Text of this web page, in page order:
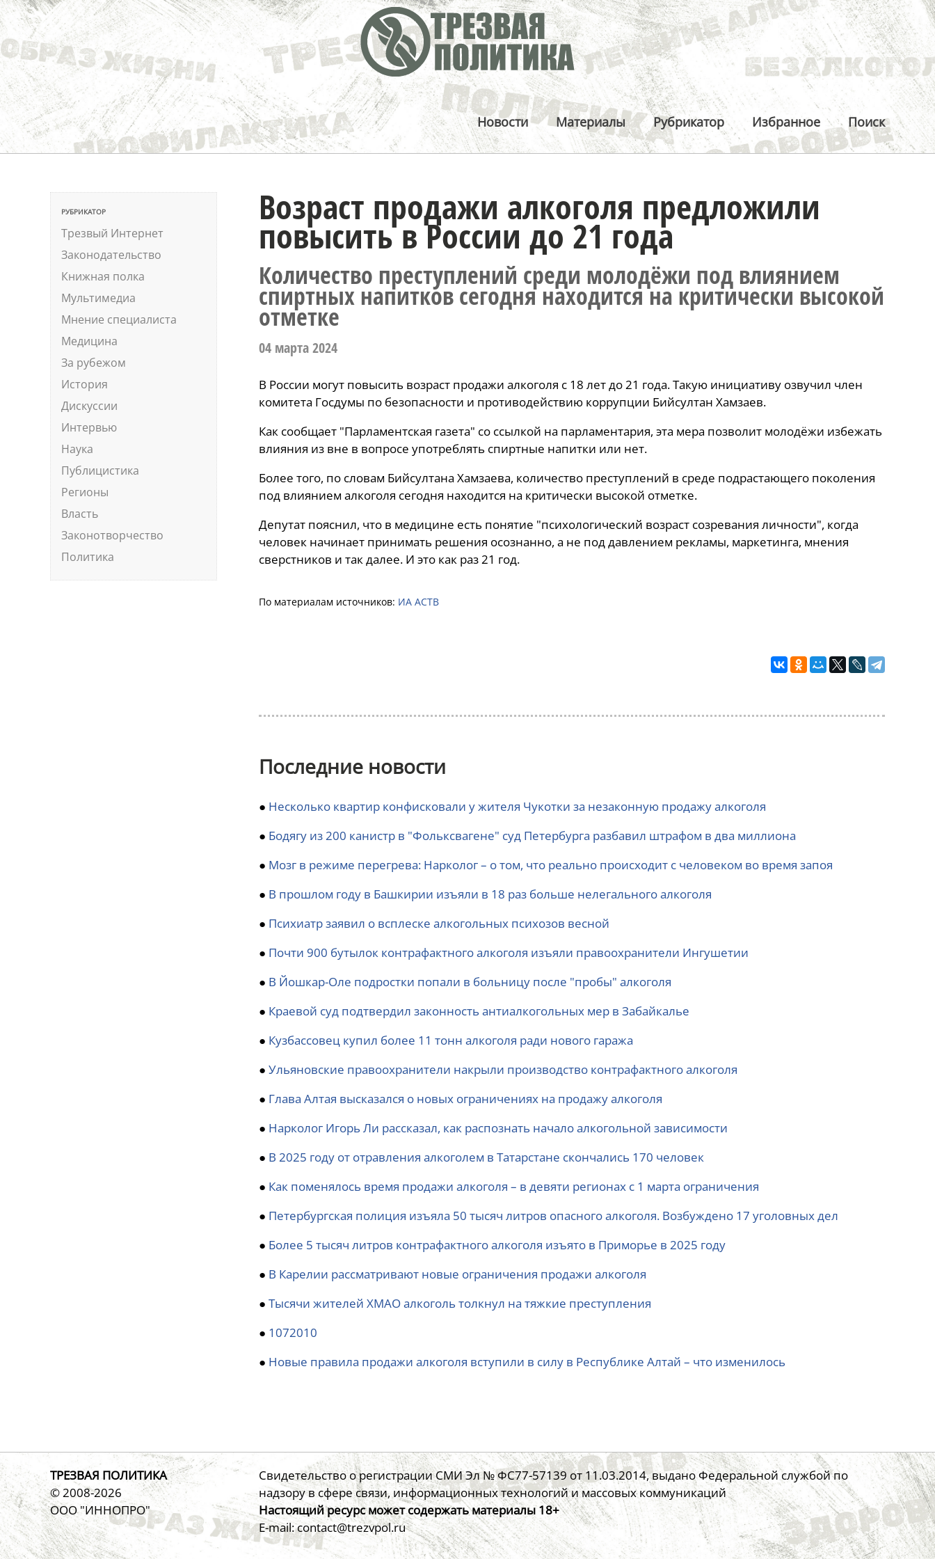
Новости Материалы Рубрикатор Избранное Поиск
РУБРИКАТОР
Трезвый Интернет
Законодательство
Книжная полка
Мультимедиа
Мнение специалиста
Медицина
За рубежом
История
Дискуссии
Интервью
Наука
Публицистика
Регионы
Власть
Законотворчество
Политика
Возраст продажи алкоголя предложили
повысить в России до 21 года
Количество преступлений среди молодёжи под влиянием
спиртных напитков сегодня находится на критически высокой
отметке
04 марта 2024
В России могут повысить возраст продажи алкоголя с 18 лет до 21 года. Такую инициативу озвучил член
комитета Госдумы по безопасности и противодействию коррупции Бийсултан Хамзаев.
Как сообщает "Парламентская газета" со ссылкой на парламентария, эта мера позволит молодёжи избежать
влияния из вне в вопросе употреблять спиртные напитки или нет.
Более того, по словам Бийсултана Хамзаева, количество преступлений в среде подрастающего поколения
под влиянием алкоголя сегодня находится на критически высокой отметке.
Депутат пояснил, что в медицине есть понятие "психологический возраст созревания личности", когда
человек начинает принимать решения осознанно, а не под давлением рекламы, маркетинга, мнения
сверстников и так далее. И это как раз 21 год.
По материалам источников: ИА АСТВ
Последние новости
● Несколько квартир конфисковали у жителя Чукотки за незаконную продажу алкоголя
● Бодягу из 200 канистр в "Фольксвагене" суд Петербурга разбавил штрафом в два миллиона
● Мозг в режиме перегрева: Нарколог – о том, что реально происходит с человеком во время запоя
● В прошлом году в Башкирии изъяли в 18 раз больше нелегального алкоголя
● Психиатр заявил о всплеске алкогольных психозов весной
● Почти 900 бутылок контрафактного алкоголя изъяли правоохранители Ингушетии
● В Йошкар-Оле подростки попали в больницу после "пробы" алкоголя
● Краевой суд подтвердил законность антиалкогольных мер в Забайкалье
● Кузбассовец купил более 11 тонн алкоголя ради нового гаража
● Ульяновские правоохранители накрыли производство контрафактного алкоголя
● Глава Алтая высказался о новых ограничениях на продажу алкоголя
● Нарколог Игорь Ли рассказал, как распознать начало алкогольной зависимости
● В 2025 году от отравления алкоголем в Татарстане скончались 170 человек
● Как поменялось время продажи алкоголя – в девяти регионах с 1 марта ограничения
● Петербургская полиция изъяла 50 тысяч литров опасного алкоголя. Возбуждено 17 уголовных дел
● Более 5 тысяч литров контрафактного алкоголя изъято в Приморье в 2025 году
● В Карелии рассматривают новые ограничения продажи алкоголя
● Тысячи жителей ХМАО алкоголь толкнул на тяжкие преступления
● 1072010
● Новые правила продажи алкоголя вступили в силу в Республике Алтай – что изменилось
ТРЕЗВАЯ ПОЛИТИКА
© 2008-2026
ООО "ИННОПРО"
Свидетельство о регистрации СМИ Эл № ФС77-57139 от 11.03.2014, выдано Федеральной службой по
надзору в сфере связи, информационных технологий и массовых коммуникаций
Настоящий ресурс может содержать материалы 18+
E-mail: contact@trezvpol.ru